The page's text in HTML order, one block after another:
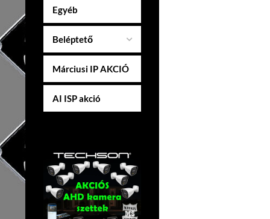
Egyéb
Beléptető
Márciusi IP AKCIÓ
AI ISP akció